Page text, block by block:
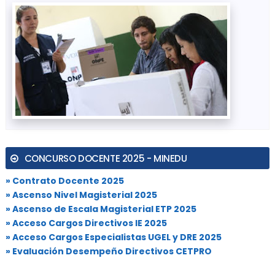
CONCURSO DOCENTE 2025 - MINEDU
» Contrato Docente 2025
» Ascenso Nivel Magisterial 2025
» Ascenso de Escala Magisterial ETP 2025
» Acceso Cargos Directivos IE 2025
» Acceso Cargos Especialistas UGEL y DRE 2025
» Evaluación Desempeño Directivos CETPRO